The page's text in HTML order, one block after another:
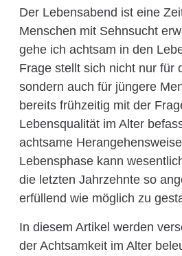
Der Lebensabend ist eine
Menschen mit Sehnsucht
gehe ich achtsam in den
Frage stellt sich nicht nur für
sondern auch für jüngere
bereits frühzeitig mit der
Lebensqualität im Alter
achtsame
Lebensphase kann
die letzten Jahrzehnte so
erfüllend wie möglich zu
In diesem Artikel werden
der Achtsamkeit im Alter